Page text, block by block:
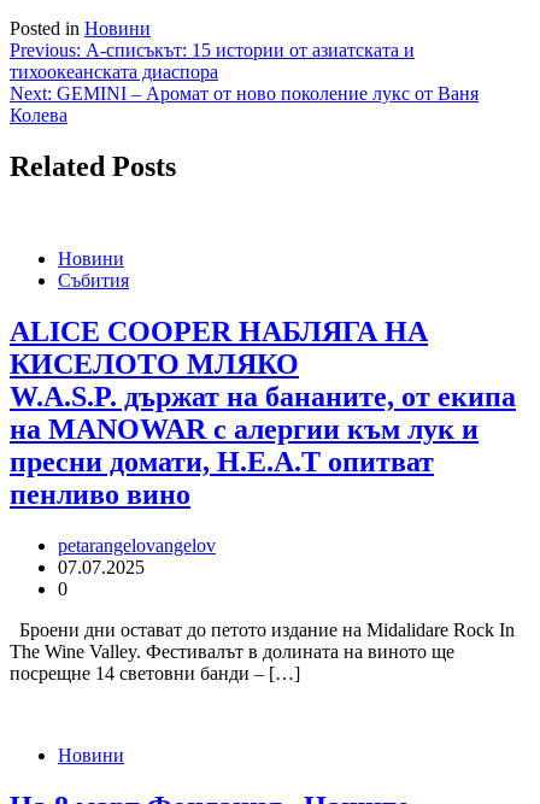
Posted in Новини
Навигация
Previous: А-списъкът: 15 истории от азиатската и
тихоокеанската диаспора
Next: GEMINI – Аромат от ново поколение лукс от Ваня
Колева
Related Posts
Новини
Събития
ALICE COOPER НАБЛЯГА НА
КИСЕЛОТО МЛЯКО
W.A.S.P. държат на бананите, от екипа
на MANOWAR с алергии към лук и
пресни домати, H.E.A.T опитват
пенливо вино
petarangelovangelov
07.07.2025
0
Броени дни остават до петото издание на Midalidare Rock In
The Wine Valley. Фестивалът в долината на виното ще
посрещне 14 световни банди – […]
Новини